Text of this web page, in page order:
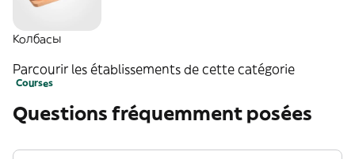
Колбасы
Parcourir les établissements de cette catégorie
Courses
Questions fréquemment posées